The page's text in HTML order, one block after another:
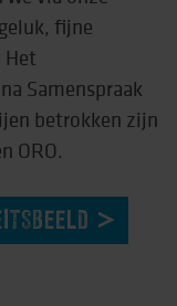
fijne
Het
Samenspraak
betrokken zijn
ORO.